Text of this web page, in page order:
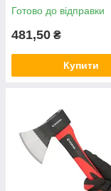
Готово до відправки
481,50 ₴
Купити